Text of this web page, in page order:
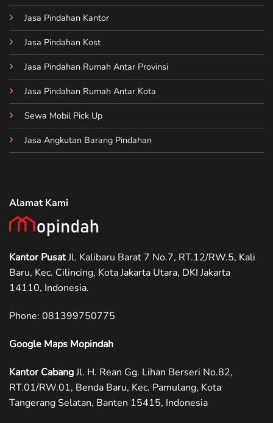
Jasa Pindahan Kantor
Jasa Pindahan Kost
Jasa Pindahan Rumah Antar Provinsi
Jasa Pindahan Rumah Antar Kota
Sewa Mobil Pick Up
Jasa Angkutan Barang Pindahan
Alamat Kami
Kantor PusatJl. Kalibaru Barat 7 No.7, RT.12/RW.5, Kali
Baru, Kec. Cilincing, Kota Jakarta Utara, DKI Jakarta
14110, Indonesia.
Phone: ‪081399750775
Google Maps Mopindah
Kantor CabangJl. H. Rean Gg. Lihan Berseri No.82,
RT.01/RW.01, Benda Baru, Kec. Pamulang, Kota
Tangerang Selatan, Banten 15415, Indonesia